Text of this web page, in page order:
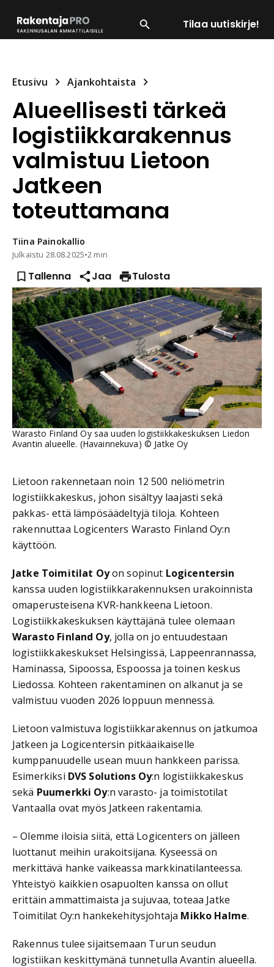
Tilaa uutiskirje!
Etusivu Ajankohtaista
Alueellisesti tärkeä
logistiikkarakennus
valmistuu Lietoon
Jatkeen
toteuttamana
Tiina Painokallio
Julkaistu 28.08.2025•2 min
Tallenna Jaa Tulosta
Warasto Finland Oy saa uuden logistiikkakeskuksen Liedon
Avantin alueelle. (Havainnekuva) © Jatke Oy
Lietoon rakennetaan noin 12 500 neliömetrin
logistiikkakeskus, johon sisältyy laajasti sekä
pakkas- että lämpösäädeltyjä tiloja. Kohteen
rakennuttaa Logicenters Warasto Finland Oy:n
käyttöön.
Jatke Toimitilat Oyon sopinut Logicentersin
kanssa uuden logistiikkarakennuksen urakoinnista
omaperusteisena KVR-hankkeena Lietoon.
Logistiikkakeskuksen käyttäjänä tulee olemaan
Warasto Finland Oy, jolla on jo entuudestaan
logistiikkakeskukset Helsingissä, Lappeenrannassa,
Haminassa, Sipoossa, Espoossa ja toinen keskus
Liedossa. Kohteen rakentaminen on alkanut ja se
valmistuu vuoden 2026 loppuun mennessä.
Lietoon valmistuva logistiikkarakennus on jatkumoa
Jatkeen ja Logicentersin pitkäaikaiselle
kumppanuudelle usean muun hankkeen parissa.
Esimerkiksi DVS Solutions Oy:n logistiikkakeskus
sekä Puumerkki Oy:n varasto- ja toimistotilat
Vantaalla ovat myös Jatkeen rakentamia.
– Olemme iloisia siitä, että Logicenters on jälleen
luottanut meihin urakoitsijana. Kyseessä on
merkittävä hanke vaikeassa markkinatilanteessa.
Yhteistyö kaikkien osapuolten kanssa on ollut
erittäin ammattimaista ja sujuvaa, toteaa Jatke
Toimitilat Oy:n hankekehitysjohtaja Mikko Halme.
Rakennus tulee sijaitsemaan Turun seudun
logistiikan keskittymänä tunnetulla Avantin alueella.